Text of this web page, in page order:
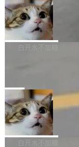
l 迁移或唤醒时，新宿
库继续执行。存储库是
te 17 Pro、OPPO
样的次旗舰。 Galaxy
Z Flip8三款折叠屏新机
部搭载骁龙8 Elite
本控制系统。目前处于
ltaDB 的核心思路直接
眼的位置：「Software
mits」——软件是在
是把这段空隙补上。 回
aDB 捕获 commit 之间
SpaceXAI 单季资本
根据风险投资人Tomer
析）披露的最新分析与
微软同期总资本开支的
bet、微软以及 Meta 等
ceXAI的资金消耗速度
撑庞大支出的资金来源
貌。数据显示，微软和
白开水不加糖
一个在终端里运行的编
1.2，驱动这个 agent
你可以用 curl -fsSL
sh | bash 安装一个能
代码、验证结果的 AI
局
美团开源
准 AI 能力认知
机器出题的前提，是
构建流程可以分为四
白开水不加糖